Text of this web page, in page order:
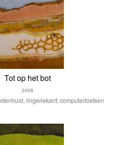
Tot op het bot
2008
lingeriekant, computertoetsen